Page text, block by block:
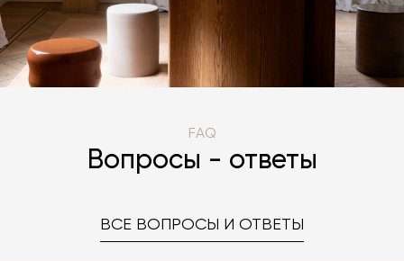
FAQ
Вопросы - ответы
ВСЕ ВОПРОСЫ И ОТВЕТЫ